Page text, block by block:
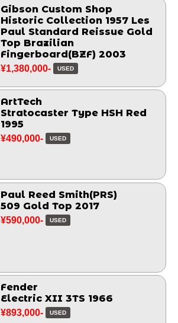
Gibson Custom Shop
Historic Collection 1957 Les
Paul Standard Reissue Gold
Top Brazilian
Fingerboard(BZF) 2003
¥1,380,000- USED
ArtTech
Stratocaster Type HSH Red
1995
¥490,000- USED
Paul Reed Smith(PRS)
509 Gold Top 2017
¥590,000- USED
Fender
Electric XII 3TS 1966
¥893,000- USED